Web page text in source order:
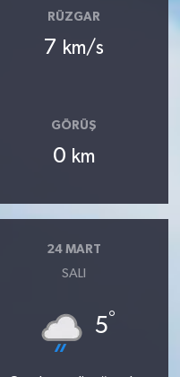
RÜZGAR
7 km/s
GÖRÜŞ
0 km
24 MART
SALI
5°